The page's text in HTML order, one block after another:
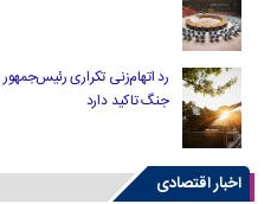
رد اتهام‌زنی تکراری
جنگ تاکید دارد
اخبار اقتصادی